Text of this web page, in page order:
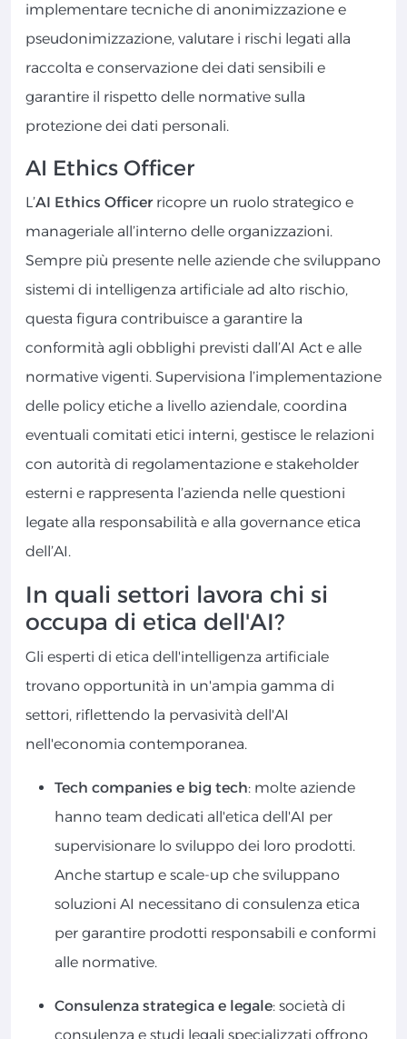
implementare tecniche di anonimizzazione e
pseudonimizzazione, valutare i rischi legati alla
raccolta e conservazione dei dati sensibili e
garantire il rispetto delle normative sulla
protezione dei dati personali.
AI Ethics Officer
L’AI Ethics Officerricopre un ruolo strategico e
manageriale all’interno delle organizzazioni.
Sempre più presente nelle aziende che sviluppano
sistemi di intelligenza artificiale ad alto rischio,
questa figura contribuisce a garantire la
conformità agli obblighi previsti dall’AI Act e alle
normative vigenti. Supervisiona l’implementazione
delle policy etiche a livello aziendale, coordina
eventuali comitati etici interni, gestisce le relazioni
con autorità di regolamentazione e stakeholder
esterni e rappresenta l’azienda nelle questioni
legate alla responsabilità e alla governance etica
dell’AI.
In quali settori lavora chi si
occupa di etica dell'AI?
Gli esperti di etica dell'intelligenza artificiale
trovano opportunità in un'ampia gamma di
settori, riflettendo la pervasività dell'AI
nell'economia contemporanea.
Tech companies e big tech: molte aziende
hanno team dedicati all'etica dell'AI per
supervisionare lo sviluppo dei loro prodotti.
Anche startup e scale-up che sviluppano
soluzioni AI necessitano di consulenza etica
per garantire prodotti responsabili e conformi
alle normative.
Consulenza strategica e legale: società di
consulenza e studi legali specializzati offrono